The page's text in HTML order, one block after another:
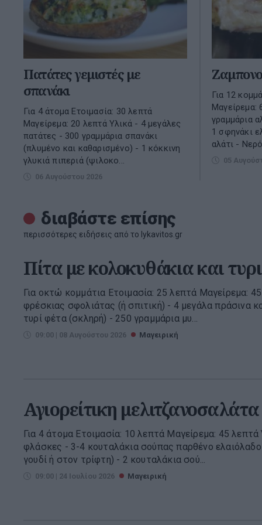
Πατάτες γεμιστές με
σπανάκι
Για 4 άτομα Ετοιμασία: 30 λεπτά
Μαγείρεμα: 20 λεπτά Υλικά - 4 μεγάλες
πατάτες - 300 γραμμάρια σπανάκι
(πλυμένο και καθαρισμένο) - 1 κόκκινη
γλυκιά πιπεριά (ψιλοκο...
06 Αυγούστου 2026
Για 12
Μαγείρεμα:
γραμμάρια
1 σφηνάκι
αλάτι -
05
διαβάστε επίσης
περισσότερες ειδήσεις από το lykavitos.gr
Πίτα με κολοκυθάκια και
Για οκτώ κομμάτια Ετοιμασία: 25 λεπτά Μαγείρεμα:
φρέσκιας σφολιάτας (ή σπιτική) - 4 μεγάλα πράσινα
τυρί φέτα (σκληρή) - 250 γραμμάρια μυ...
09:00 | 08 Αυγούστου 2026 Μαγειρική
Αγιορείτικη μελιτζανοσαλάτα
Για 4 άτομα Ετοιμασία: 10 λεπτά Μαγείρεμα: 45 λεπτά
φλάσκες - 3-4 κουταλάκια σούπας παρθένο
γουδί ή στον τρίφτη) - 2 κουταλάκια σού...
09:00 | 24 Ιουλίου 2026 Μαγειρική